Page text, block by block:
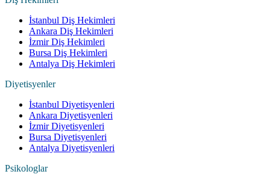
İstanbul Diş Hekimleri
Ankara Diş Hekimleri
İzmir Diş Hekimleri
Bursa Diş Hekimleri
Antalya Diş Hekimleri
Diyetisyenler
İstanbul Diyetisyenleri
Ankara Diyetisyenleri
İzmir Diyetisyenleri
Bursa Diyetisyenleri
Antalya Diyetisyenleri
Psikologlar